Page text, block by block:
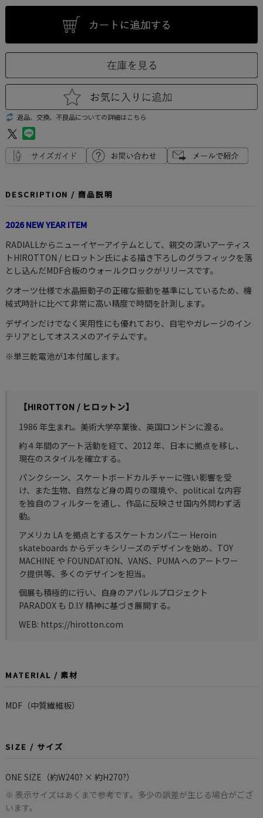
返品、交換、不良品についての詳細はこちら
DESCRIPTION / 商品説明
2026 NEW YEAR ITEM
RADIALLからニューイヤーアイテムとして、親交の深いアーティス
トHIROTTON / ヒロットン氏による描き下ろしのグラフィックを落
とし込んだMDF合板のウォールクロックがリリースです。
クオーツ仕様で水晶振動子の正確な振動を基準にしているため、機
械式時計に比べて非常に高い精度で時間を計測します。
デザインだけでなく実用性にも優れており、自宅やガレージのイン
テリアとしてオススメのアイテムです。
※単三乾電池が1本付属します。
【HIROTTON / ヒロットン】
1986 年生まれ。美術大学卒業後、英国ロンドンに渡る。
約４年間のアート活動を経て、2012 年、日本に拠点を移し、
現在のスタイルを確立する。
パンクシーン、スケートボードカルチャーに強い影響を受
け、また生物、自然など身の周りの環境や、political な内容
を独自のフィルターを通し、作品に反映させ国内外問わず活
動。
アメリカ LA を拠点とするスケートカンパニー Heroin
skateboards からデッキシリーズのデザインを始め、TOY
MACHINE や FOUNDATION、VANS、PUMA へのアートワー
ク提供等、多くのデザインを担当。
個展も積極的に行い、自身のアパレルプロジェクト
PARADOX も D.I.Y 精神に基づき展開する。
WEB: https://hirotton.com
MATERIAL / 素材
MDF（中質繊維板）
SIZE / サイズ
ONE SIZE（約W240? × 約H270?）
※ 表示サイズはあくまで参考です。多少の誤差が生じる場合がござ
います。